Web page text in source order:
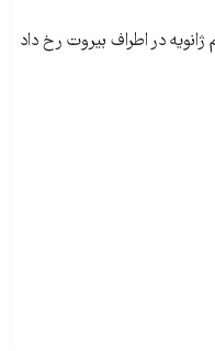
در اطراف بيروت رخ داد